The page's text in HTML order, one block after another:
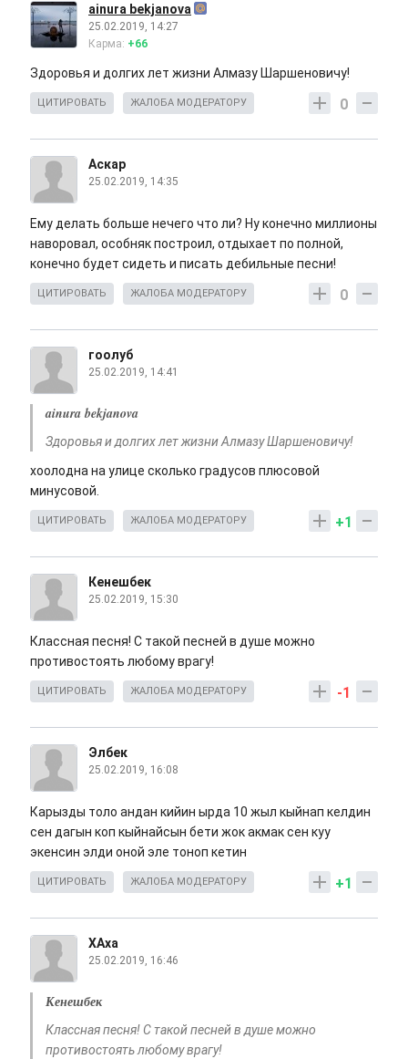
ainura bekjanova
25.02.2019, 14:27
Карма: +66
Здоровья и долгих лет жизни Алмазу Шаршеновичу!
0
ЦИТИРОВАТЬ ЖАЛОБА МОДЕРАТОРУ
Аскар
25.02.2019, 14:35
Ему делать больше нечего что ли? Ну конечно миллионы
наворовал, особняк построил, отдыхает по полной,
конечно будет сидеть и писать дебильные песни!
0
ЦИТИРОВАТЬ ЖАЛОБА МОДЕРАТОРУ
гоолуб
25.02.2019, 14:41
ainura bekjanova
Здоровья и долгих лет жизни Алмазу Шаршеновичу!
хоолодна на улице сколько градусов плюсовой
минусовой.
+1
ЦИТИРОВАТЬ ЖАЛОБА МОДЕРАТОРУ
Кенешбек
25.02.2019, 15:30
Классная песня! С такой песней в душе можно
противостоять любому врагу!
-1
ЦИТИРОВАТЬ ЖАЛОБА МОДЕРАТОРУ
Элбек
25.02.2019, 16:08
Карызды толо андан кийин ырда 10 жыл кыйнап келдин
сен дагын коп кыйнайсын бети жок акмак сен куу
экенсин элди оной эле тоноп кетин
+1
ЦИТИРОВАТЬ ЖАЛОБА МОДЕРАТОРУ
ХАха
25.02.2019, 16:46
Кенешбек
Классная песня! С такой песней в душе можно
противостоять любому врагу!